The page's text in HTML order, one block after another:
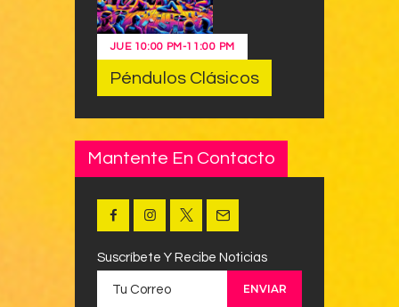
JUE 10:00 PM-11:00 PM
Péndulos Clásicos
Mantente En Contacto
Suscríbete Y Recibe Noticias